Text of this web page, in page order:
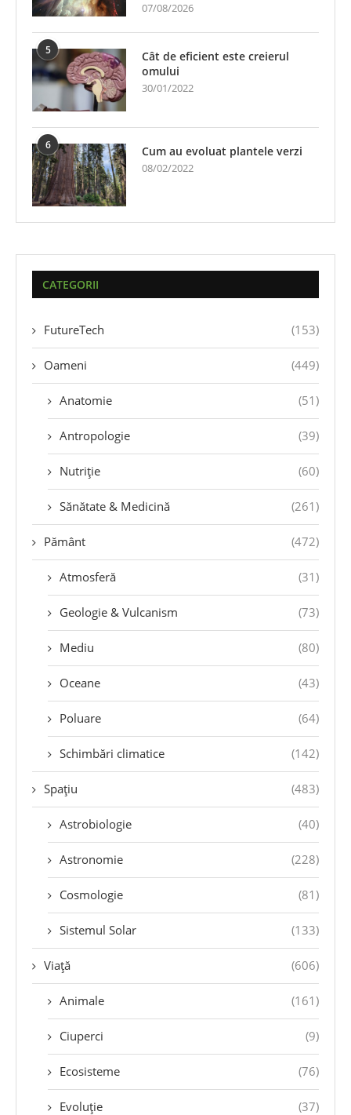
07/08/2026
5
Cât de eficient este creierul
omului
30/01/2022
6 Cum au evoluat plantele verzi
08/02/2022
CATEGORII
FutureTech (153)
Oameni (449)
Anatomie (51)
Antropologie (39)
Nutriție (60)
Sănătate & Medicină (261)
Pământ (472)
Atmosferă (31)
Geologie & Vulcanism (73)
Mediu (80)
Oceane (43)
Poluare (64)
Schimbări climatice (142)
Spațiu (483)
Astrobiologie (40)
Astronomie (228)
Cosmologie (81)
Sistemul Solar (133)
Viață (606)
Animale (161)
Ciuperci (9)
Ecosisteme (76)
Evoluție (37)